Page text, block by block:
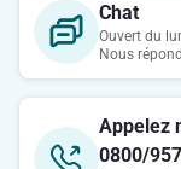
Chat
Ouvert du
Nous
Appelez
0800/